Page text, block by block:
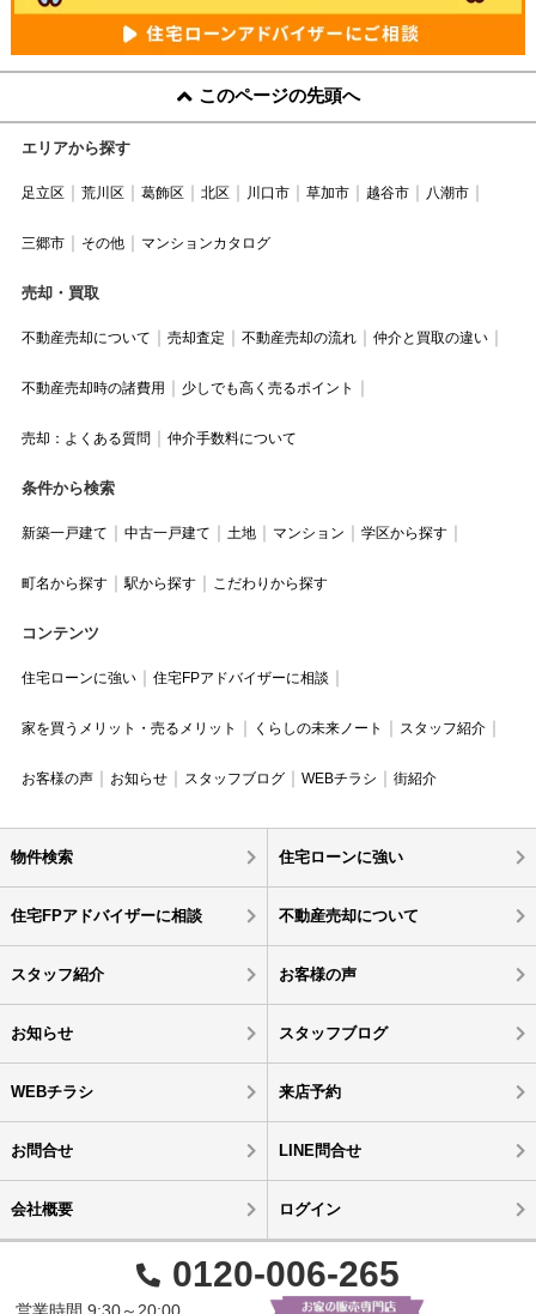
このページの先頭へ
エリアから探す
足立区 荒川区 葛飾区 北区 川口市 草加市 越谷市 八潮市
三郷市 その他 マンションカタログ
売却・買取
不動産売却について 売却査定 不動産売却の流れ 仲介と買取の違い
不動産売却時の諸費用 少しでも高く売るポイント
売却：よくある質問 仲介手数料について
条件から検索
新築一戸建て 中古一戸建て 土地 マンション 学区から探す
町名から探す 駅から探す こだわりから探す
コンテンツ
住宅ローンに強い 住宅FPアドバイザーに相談
家を買うメリット・売るメリット くらしの未来ノート スタッフ紹介
お客様の声 お知らせ スタッフブログ WEBチラシ 街紹介
物件検索 住宅ローンに強い
住宅FPアドバイザーに相談 不動産売却について
スタッフ紹介 お客様の声
お知らせ スタッフブログ
WEBチラシ 来店予約
お問合せ LINE問合せ
会社概要 ログイン
0120-006-265
営業時間 9:30～20:00